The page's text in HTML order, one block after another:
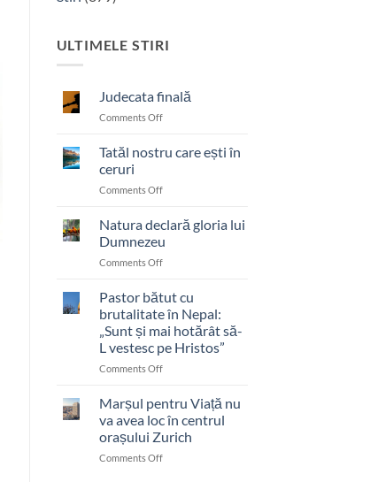
ULTIMELE STIRI
Judecata finală
Comments Offon
Tatăl nostru care ești în
ceruri
Comments Offon
nostru
ești
în
Natura declară gloria lui
Dumnezeu
Comments Offon
declară
lui
Dumnezeu
Pastor bătut cu
brutalitate în Nepal:
„Sunt și mai hotărât să-
L vestesc pe Hristos”
Comments Offon
bătut
brutalitate
în
Nepal:
Marșul pentru Viață nu
va avea loc în centrul
orașului Zurich
Comments Offon